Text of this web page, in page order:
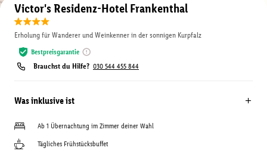
Victor's Residenz-Hotel Frankenthal
Erholung für Wanderer und Weinkenner in der sonnigen Kurpfalz
Bestpreisgarantie
Brauchst du Hilfe? 030 544 455 844
Was inklusive ist
Ab 1 Übernachtung im Zimmer deiner Wahl
Tägliches Frühstücksbuffet